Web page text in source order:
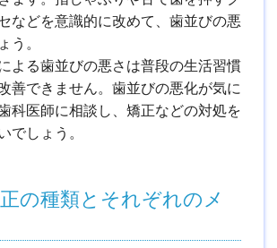
などを意識的に改めて、歯並びの悪
う。
よる歯並びの悪さは普段の生活習慣
善できません。歯並びの悪化が気に
科医師に相談し、矯正などの対処を
でしょう。
の種類とそれぞれのメ